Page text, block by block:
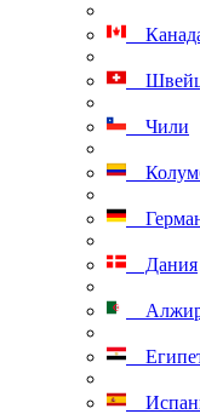
Чили
Дания